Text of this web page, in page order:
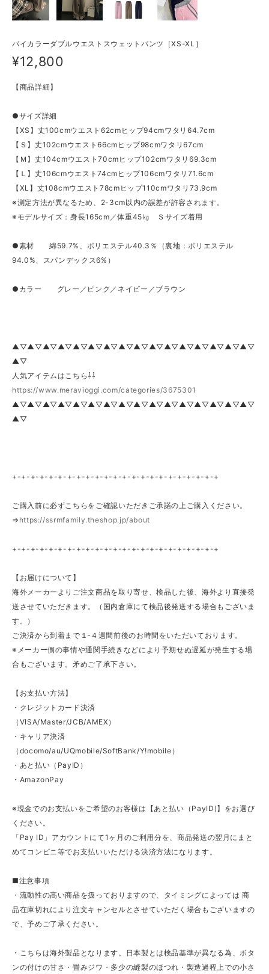
バイカラーダブルウエストスウェットパンツ［XS-XL］
¥12,800
【商品詳細】
●サイズ詳細
【XS】丈100cmウエスト62cmヒップ94cmワタリ64.7cm
【Ｓ】丈102cmウエスト66cmヒップ98cmワタリ67cm
【Ｍ】丈104cmウエスト70cmヒップ102cmワタリ69.3cm
【Ｌ】丈106cmウエスト74cmヒップ106cmワタリ71.6cm
【XL】丈108cmウエスト78cmヒップ110cmワタリ73.9cm
※測定方法が異なるため、2-3cm以内の誤差が許容されます。
※モデルサイズ：身長165cm／体重45㎏ Ｓサイズ着用
●素材 綿59.7%、ポリエステル40.3％（裏地：ポリエステル
94.0%、スパンデックス6%）
●カラー グレー／ピンク／ネイビー／ブラウン
▲▽▲▽▲▽▲▽▲▽▲▽▲▽▲▽▲▽▲▽▲▽▲▽▲▽▲▽▲▽▲▽
▲▽
人気アイテムはこちら⇩⇩
https://www.meravioggi.com/categories/3675301
▲▽▲▽▲▽▲▽▲▽▲▽▲▽▲▽▲▽▲▽▲▽▲▽▲▽▲▽▲▽▲▽
▲▽
+-+-+-+-+-+-+-+-+-+-+-+-+-+-+-+-+-+-+-+-+-+-+
ご購入前に必ずこちらをご確認いただきご承諾の上ご購入ください。
⇒ https://ssrmfamily.theshop.jp/about
+-+-+-+-+-+-+-+-+-+-+-+-+-+-+-+-+-+-+-+-+-+-+
【お届けについて】
海外メーカーよりご注文商品を取り寄せ、検品した後、海外より直接発
送させていただきます。（国内倉庫にて検品後発送する場合もございま
す。）
ご決済から到着まで１‐４週間前後のお時間をいただいております。
※メーカー側の事情や通関手続きなどにより予期せぬ遅延が発生する場
合もございます。矛めご了承下さい。
【お支払い方法】
・クレジットカード決済
（VISA/Master/JCB/AMEX）
・キャリア決済
（docomo/au/UQmobile/SoftBank/Y!mobile）
・あと払い（PayID）
・AmazonPay
※現金でのお支払いをご希望のお客様は【あと払い（PayID)】をお選び
ください。
「Pay ID」アカウントにて1ヶ月のご利用分を、商品発送の翌月にまと
めてコンビニ等でお支払いいただける決済方法になります。
■注意事項
・流動性の高い商品を扱っておりますので、タイミングによっては 商
品在庫切れにより注文キャンセルとさせていただく場合もございますの
で、予めご了承ください。
・こちらは海外製品となります。日本製とは検品基準が異なる為、ボタ
ンの付けの甘さ・畳みジワ・多少の縫製のほつれ・製造過程上での小さ